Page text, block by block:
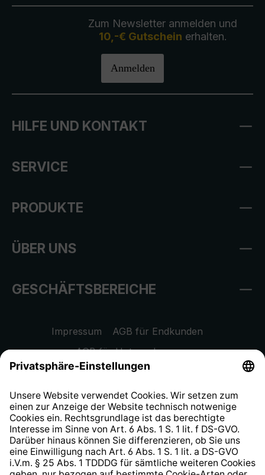
Zum Newsletter anmelden und
10,-€ Gutschein erhalten.
Anmelden
HILFE UND KONTAKT
SERVICE
PRODUKTE
ÜBER UNS
GESCHÄFTSBEREICHE
Impressum
AGB für Endkunden
AGB für Unternehmen
Datenschutzhinweis
Widerrufsrecht
Hinweisgeberschutzsystem
Barrierefreiheit